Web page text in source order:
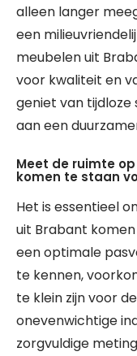
alleen langer
een
meubelen uit
voor kwaliteit en
geniet van tijdloze
aan een
Meet de ruimte
komen te staan
Het is essentieel
uit Brabant
een optimale
te kennen,
te klein zijn voor
onevenwichtige
zorgvuldige